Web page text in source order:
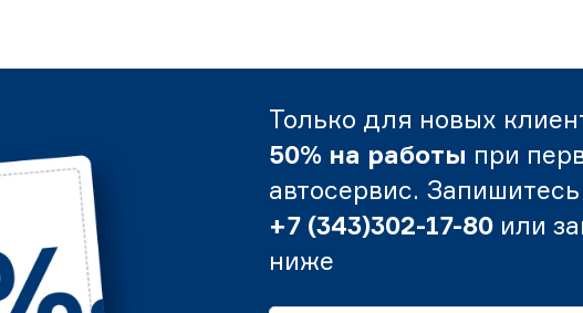
Только для новых
50% на работы при
автосервис.
+7 (343)302-17-80 или
ниже